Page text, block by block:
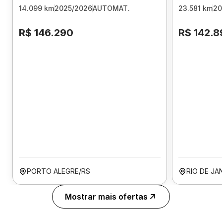
14.099 km2025/2026AUTOMAT.
R$ 146.290
PORTO ALEGRE/RS
23.581 km
R$
RIO DE
Mostrar mais ofertas